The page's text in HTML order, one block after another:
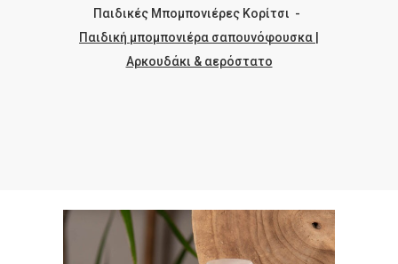
Παιδικές Μπομπονιέρες Κορίτσι -
Παιδική μπομπονιέρα σαπουνόφουσκα |
Αρκουδάκι & αερόστατο